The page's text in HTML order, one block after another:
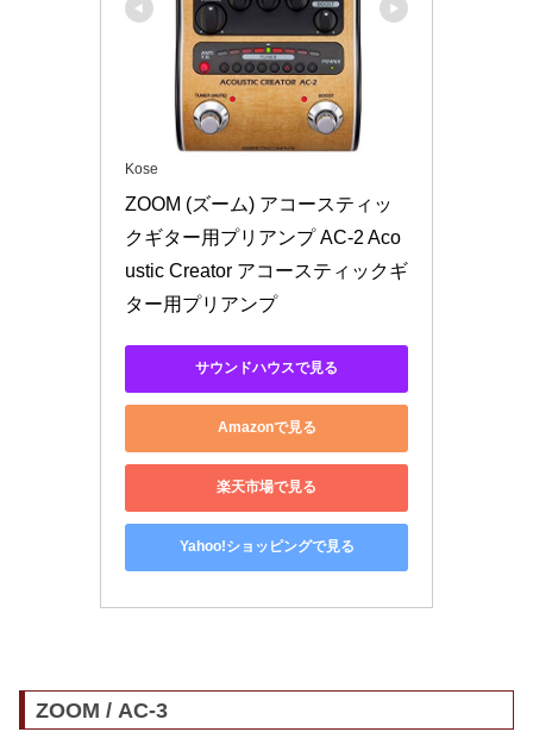
Kose
ZOOM (ズーム) アコースティッ
クギター用プリアンプ AC-2 Aco
ustic Creator アコースティックギ
ター用プリアンプ
サウンドハウスで見る
Amazonで見る
楽天市場で見る
Yahoo!ショッピングで見る
ZOOM / AC-3